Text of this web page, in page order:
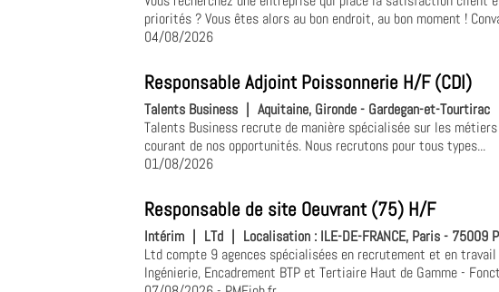
priorités ? Vous êtes alors au bon endroit, au bon moment !
04/08/2026
Responsable Adjoint Poissonnerie H/F (CDI)
Talents Business
Aquitaine, Gironde - Gardegan-et-Tourtirac
Talents Business recrute de manière spécialisée sur les métiers
courant de nos opportunités. Nous recrutons pour tous types...
01/08/2026
Responsable de site Oeuvrant (75) H/F
Intérim LTd Localisation : ILE-DE-FRANCE, Paris - 75009
Ltd compte 9 agences spécialisées en recrutement et en
Ingénierie, Encadrement BTP et Tertiaire Haut de Gamme -